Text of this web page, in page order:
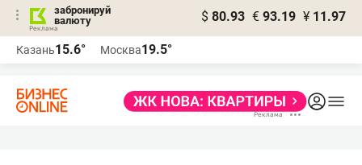
забронируй
валюту
$ 80.93 € 93.19 ¥ 11.97
Казань15.6° Москва19.5°